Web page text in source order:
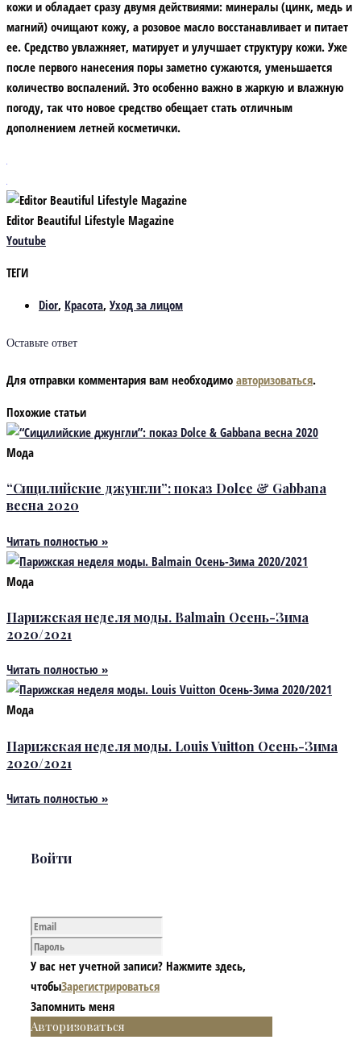
кожи и обладает сразу двумя действиями: минералы (цинк, медь и
магний) очищают кожу, а розовое масло восстанавливает и питает
ее. Средство увлажняет, матирует и улучшает структуру кожи. Уже
после первого нанесения поры заметно сужаются, уменьшается
количество воспалений. Это особенно важно в жаркую и влажную
погоду, так что новое средство обещает стать отличным
дополнением летней косметички.
Editor Beautiful Lifestyle Magazine
Youtube
ТЕГИ
Dior, Красота, Уход за лицом
Оставьте ответ
Для отправки комментария вам необходимо авторизоваться.
Похожие статьи
Мода
“Сицилийские джунгли”: показ Dolce & Gabbana
весна 2020
Читать полностью »
Мода
Парижская неделя моды. Balmain Осень-Зима
2020/2021
Читать полностью »
Мода
Парижская неделя моды. Louis Vuitton Осень-Зима
2020/2021
Читать полностью »
Войти
У вас нет учетной записи? Нажмите здесь,
чтобыЗарегистрироваться
Запомнить меня
Авторизоваться